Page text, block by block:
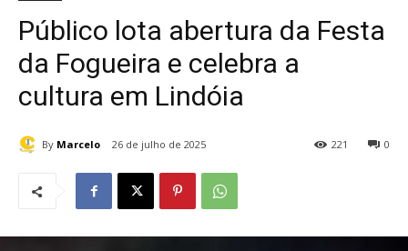
Público lota abertura da Festa
da Fogueira e celebra a
cultura em Lindóia
By Marcelo 26 de julho de 2025 0
221